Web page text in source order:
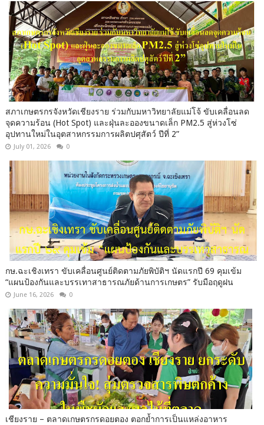
สภาเกษตรกรจังหวัดเชียงราย ร่วมกับมหาวิทยาลัยแม่โจ้ ขับเคลื่อนลด
จุดความร้อน (Hot Spot) และฝุ่นละอองขนาดเล็ก PM2.5 สู่ห่วงโซ่
อุปทานใหม่ในอุตสาหกรรมการผลิตปศุสัตว์ ปีที่ 2”
July 01, 2026 0
กษ.ฉะเชิงเทรา ขับเคลื่อนศูนย์ติดตามภัยพิบัติฯ นัดแรกปี 69 คุมเข้ม
“แผนป้องกันและบรรเทาสาธารณภัยด้านการเกษตร” รับมือฤดูฝน
June 16, 2026 0
เชียงราย – ตลาดเกษตรกรดอยตอง ตอกย้ำการเป็นแหล่งอาหาร